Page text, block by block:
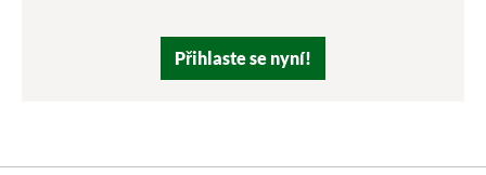
Přihlaste se nyní!